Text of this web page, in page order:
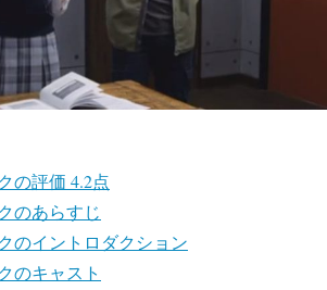
の評価 4.2点
のあらすじ
のイントロダクション
のキャスト